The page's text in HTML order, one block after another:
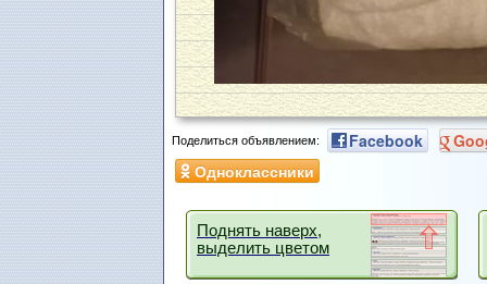
Поделиться объявлением: Facebook
Одноклассники
Поднять наверх,
выделить цветом